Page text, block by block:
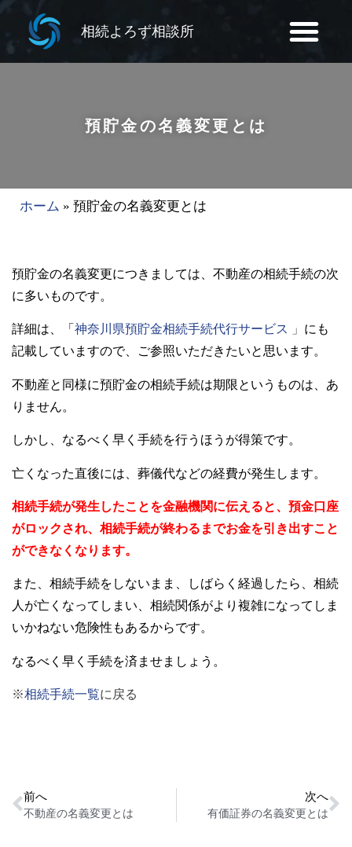
相続よろず相談所
預貯金の名義変更とは
ホーム » 預貯金の名義変更とは
預貯金の名義変更につきましては、不動産の相続手続の次
に多いものです。
詳細は、「 神奈川県預貯金相続手続代行サービス 」 にも
記載していますので、ご参照いただきたいと思います。
不動産と同様に預貯金の相続手続は期限というものは、あ
りません。
しかし、なるべく早く手続を行うほうが得策です。
亡くなった直後には、葬儀代などの経費が発生します。
相続手続が発生したことを金融機関に伝えると、預金口座
がロックされ、相続手続が終わるまでお金を引き出すこと
ができなくなります。
また、相続手続をしないまま、しばらく経過したら、相続
人が亡くなってしまい、相続関係がより複雑になってしま
いかねない危険性もあるからです。
なるべく早く手続を済ませましょう。
※相続手続一覧に戻る
前へ
不動産の名義変更とは
次へ
有価証券の名義変更とは